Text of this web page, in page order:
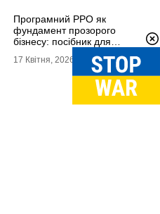
Програмний РРО як
фундамент прозорого
бізнесу: посібник для
17 Квітня, 2026